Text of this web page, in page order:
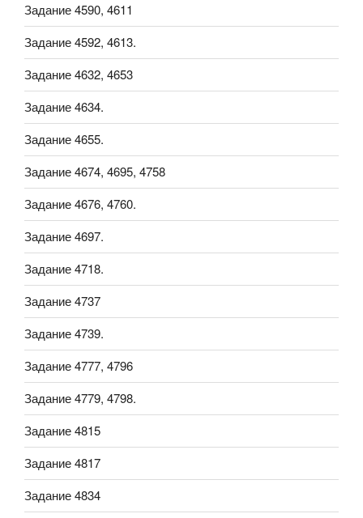
Задание 4590, 4611
Задание 4592, 4613.
Задание 4632, 4653
Задание 4634.
Задание 4655.
Задание 4674, 4695, 4758
Задание 4676, 4760.
Задание 4697.
Задание 4718.
Задание 4737
Задание 4739.
Задание 4777, 4796
Задание 4779, 4798.
Задание 4815
Задание 4817
Задание 4834